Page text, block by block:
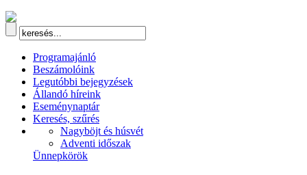
Programajánló
Beszámolóink
Legutóbbi bejegyzések
Állandó híreink
Eseménynaptár
Keresés, szűrés
Nagyböjt és húsvét
Adventi időszak
Ünnepkörök